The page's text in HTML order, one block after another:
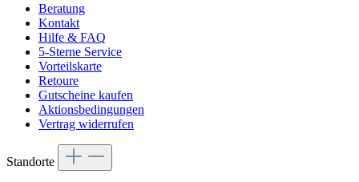
Beratung
Kontakt
Hilfe & FAQ
5-Sterne Service
Vorteilskarte
Retoure
Gutscheine kaufen
Aktionsbedingungen
Vertrag widerrufen
Standorte